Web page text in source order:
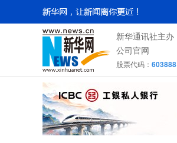
新华通讯社主办
公司官网
股票代码： 603888